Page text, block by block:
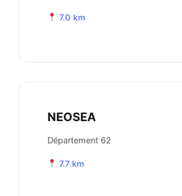
7.0 km
NEOSEA
Département 62
7.7 km